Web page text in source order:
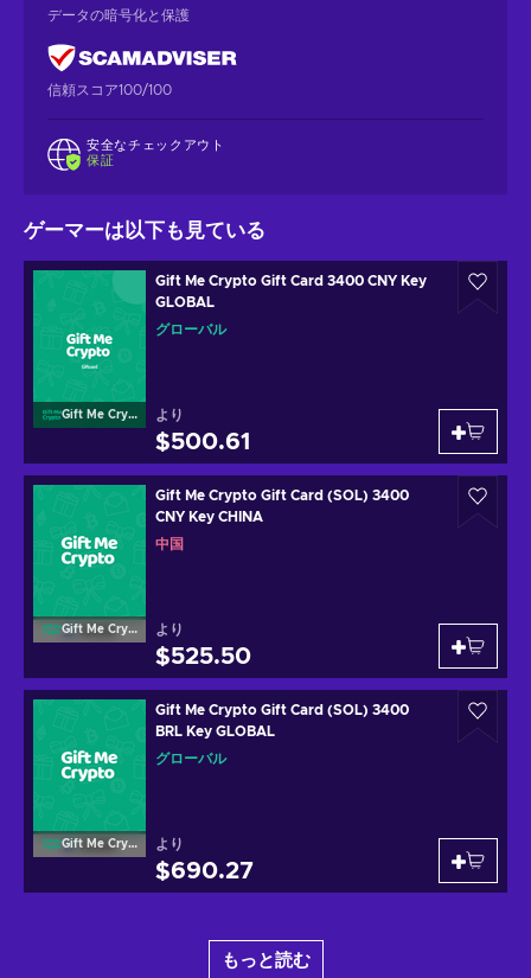
データの暗号化と保護
信頼スコア100/100
安全なチェックアウト
保証
ゲーマーは以下も見ている
Gift Me Crypto
Gift Me Crypto Gift Card 3400 CNY Key
GLOBAL
グローバル
より
$500.61
Gift Me Crypto
Gift Me Crypto Gift Card (SOL) 3400
CNY Key CHINA
中国
より
$525.50
Gift Me Crypto
Gift Me Crypto Gift Card (SOL) 3400
BRL Key GLOBAL
グローバル
より
$690.27
もっと読む